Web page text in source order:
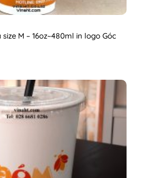
M – 16oz~480ml in logo Góc